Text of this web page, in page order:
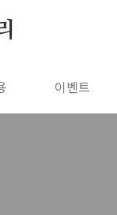
이벤트